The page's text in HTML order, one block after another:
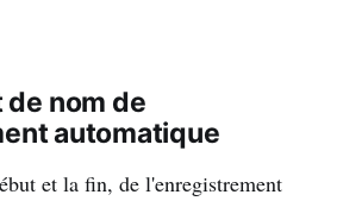
nom de
automatique
et la fin, de l'enregistrement